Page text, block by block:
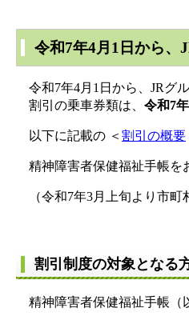
令和7年4月1日から、
令和7年4月1日から、JRグ
割引の乗車券類は、 令和7
以下に記載の ＜ 割引の概要
精神障害者保健福祉手帳を
（令和7年3月上旬より市町
割引制度の対象となる
精神障害者保健福祉手帳